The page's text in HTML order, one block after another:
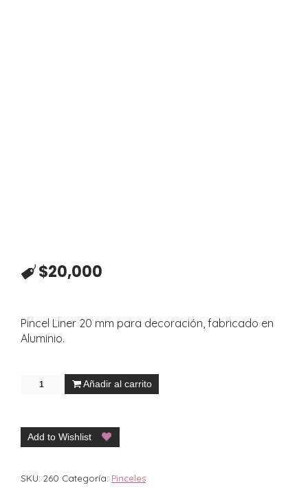
$20,000
Pincel Liner 20 mm para decoración, fabricado en
Aluminio.
Añadir al carrito
Add to Wishlist
SKU: 260 Categoría: Pinceles